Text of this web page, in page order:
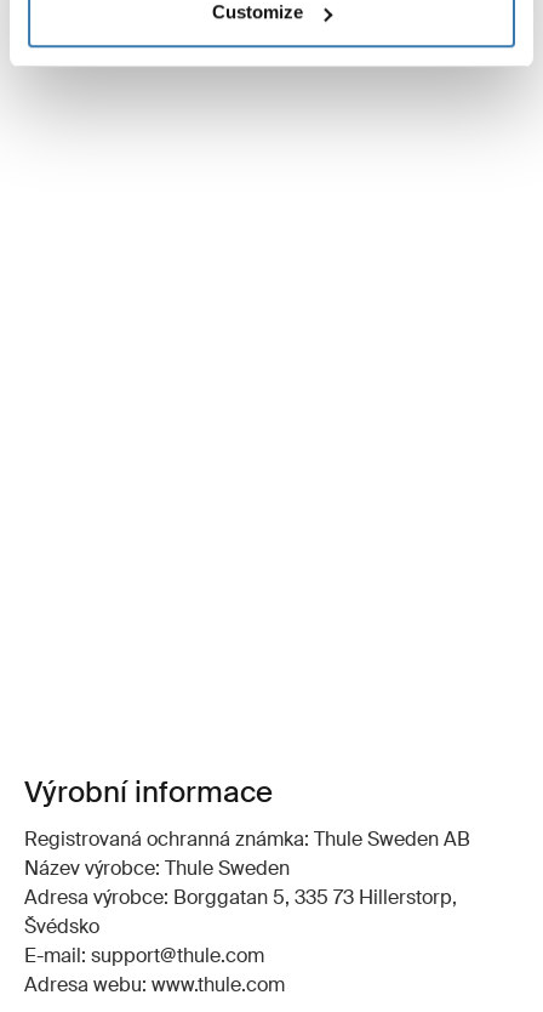
Customize
Výrobní informace
Registrovaná ochranná známka: Thule Sweden AB
Název výrobce: Thule Sweden
Adresa výrobce: Borggatan 5, 335 73 Hillerstorp,
Švédsko
E-mail: support@thule.com
Adresa webu: www.thule.com